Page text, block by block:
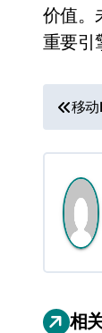
价值。
重要引
文
章
导
航
移
相